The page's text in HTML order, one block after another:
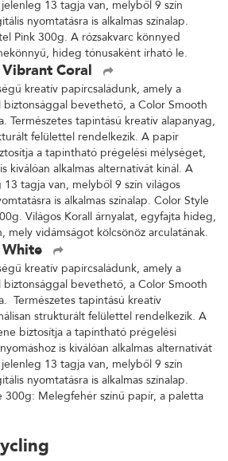
13 tagja van, melyből 9 szín
nyomtatásra is alkalmas színalap.
Pink 300g. A rózsakvarc könnyed
hideg tónusaként írható le.
Coral
kreatív papírcsaládunk, amely a
bevethető, a Color Smooth
Természetes tapintású kreatív alapanyag,
felülettel rendelkezik. A papír
a tapintható prégelési mélységet,
kiválóan alkalmas alternatívát kínál. A
tagja van, melyből 9 szín világos
is alkalmas színalap. Color Style
Világos Korall árnyalat, egyfajta hideg,
mely vidámságot kölcsönöz arculatának.
kreatív papírcsaládunk, amely a
bevethető, a Color Smooth
Természetes tapintású kreatív
strukturált felülettel rendelkezik. A
biztosítja a tapintható prégelési
is kiválóan alkalmas alternatívát
13 tagja van, melyből 9 szín
nyomtatásra is alkalmas színalap.
300g: Melegfehér színű papír, a paletta